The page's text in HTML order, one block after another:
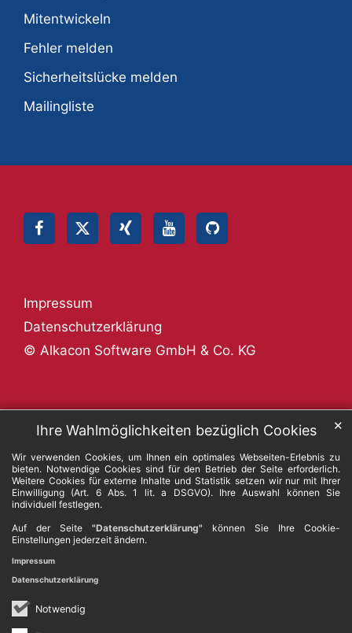
Ihre Wahlmöglichkeiten bezüglich Cookies
Wir verwenden Cookies, um Ihnen ein optimales Webseiten-Erlebnis zu
bieten. Notwendige Cookies sind für den Betrieb der Seite erforderlich.
Weitere Cookies für externe Inhalte und Statistik setzen wir nur mit Ihrer
Einwilligung (Art. 6 Abs. 1 lit. a DSGVO). Ihre Auswahl können Sie
individuell festlegen.
Auf der Seite "Datenschutzerklärung" können Sie Ihre Cookie-
Einstellungen jederzeit ändern.
Notwendig
✕
Impressum
Datenschutzerklärung
Mitentwickeln
Fehler melden
Sicherheitslücke melden
Mailingliste
© Alkacon Software GmbH & Co. KG
Datenschutzerklärung
Impressum